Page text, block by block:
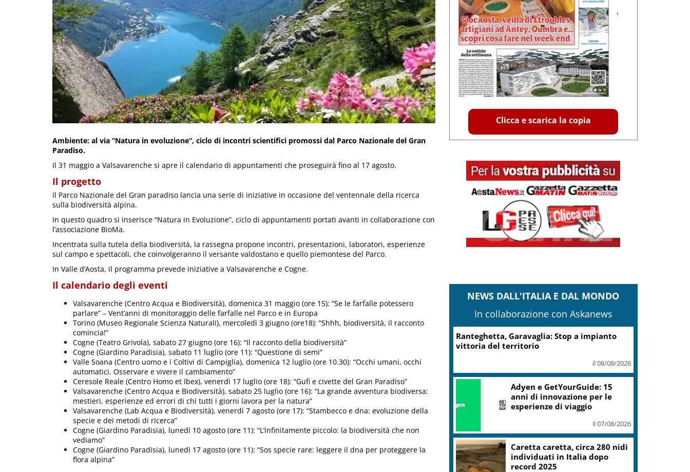
Ambiente: al via “Natura in evoluzione”, ciclo di incontri scientifici promossi dal Parco Nazionale del Gran
Paradiso.
Il 31 maggio a Valsavarenche si apre il calendario di appuntamenti che proseguirà fino al 17 agosto.
Il progetto
Il Parco Nazionale del Gran paradiso lancia una serie di iniziative in occasione del ventennale della ricerca
sulla biodiversità alpina.
In questo quadro si inserisce “Natura in Evoluzione”, ciclo di appuntamenti portati avanti in collaborazione con
l’associazione BioMa.
Incentrata sulla tutela della biodiversità, la rassegna propone incontri, presentazioni, laboratori, esperienze
sul campo e spettacoli, che coinvolgeranno il versante valdostano e quello piemontese del Parco.
In Valle d’Aosta, il programma prevede iniziative a Valsavarenche e Cogne.
Il calendario degli eventi
Valsavarenche (Centro Acqua e Biodiversità), domenica 31 maggio (ore 15): “Se le farfalle potessero
parlare” – Vent’anni di monitoraggio delle farfalle nel Parco e in Europa
Torino (Museo Regionale Scienza Naturali), mercoledì 3 giugno (ore18): “Shhh, biodiversità, il racconto
comincia!”
Cogne (Teatro Grivola), sabato 27 giugno (ore 16): “Il racconto della biodiversità”
Cogne (Giardino Paradisia), sabato 11 luglio (ore 11): “Questione di semi”
Valle Soana (Centro uomo e i Coltivi di Campiglia), domenica 12 luglio (ore 10.30): “Occhi umani, occhi
automatici. Osservare e vivere il cambiamento”
Ceresole Reale (Centro Homo et Ibex), venerdì 17 luglio (ore 18): “Gufi e civette del Gran Paradiso”
Valsavarenche (Centro Acqua e Biodiversità), sabato 25 luglio (ore 16): “La grande avventura biodiversa:
mestieri, esperienze ed errori di chi tutti i giorni lavora per la natura”
Valsavarenche (Lab Acqua e Biodiversità), venerdì 7 agosto (ore 17): “Stambecco e dna: evoluzione della
specie e dei metodi di ricerca”
Cogne (Giardino Paradisia), lunedì 10 agosto (ore 11): “L’infinitamente piccolo: la biodiversità che non
vediamo”
Cogne (Giardino Paradisia), lunedì 17 agosto (ore 11): “Sos specie rare: leggere il dna per proteggere la
flora alpina”
Clicca e scarica la copia
NEWS DALL'ITALIA E DAL MONDO
In collaborazione con Askanews
Ranteghetta, Garavaglia: Stop a impianto
vittoria del territorio
il 08/08/2026
Adyen e GetYourGuide: 15
anni di innovazione per le
esperienze di viaggio
il 07/08/2026
Caretta caretta, circa 280 nidi
individuati in Italia dopo
record 2025